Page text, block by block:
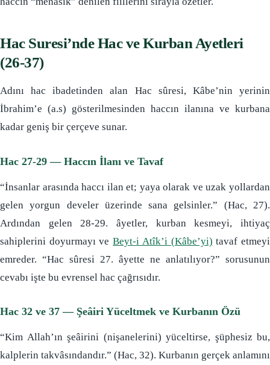
Hac Suresi’nde Hac ve Kurban Ayetleri
(26-37)
Adını hac ibadetinden alan Hac sûresi, Kâbe’nin yerinin
İbrahim’e (a.s) gösterilmesinden haccın ilanına ve kurbana
kadar geniş bir çerçeve sunar.
Hac 27-29 — Haccın İlanı ve Tavaf
“İnsanlar arasında haccı ilan et; yaya olarak ve uzak yollardan
gelen yorgun develer üzerinde sana gelsinler.” (Hac, 27).
Ardından gelen 28-29. âyetler, kurban kesmeyi, ihtiyaç
sahiplerini doyurmayı veBeyt-i Atîk’i (Kâbe’yi) tavaf etmeyi
emreder. “Hac sûresi 27. âyette ne anlatılıyor?” sorusunun
cevabı işte bu evrensel hac çağrısıdır.
Hac 32 ve 37 — Şeâiri Yüceltmek ve Kurbanın Özü
“Kim Allah’ın şeâirini (nişanelerini) yüceltirse, şüphesiz bu,
kalplerin takvâsındandır.” (Hac, 32). Kurbanın gerçek anlamını